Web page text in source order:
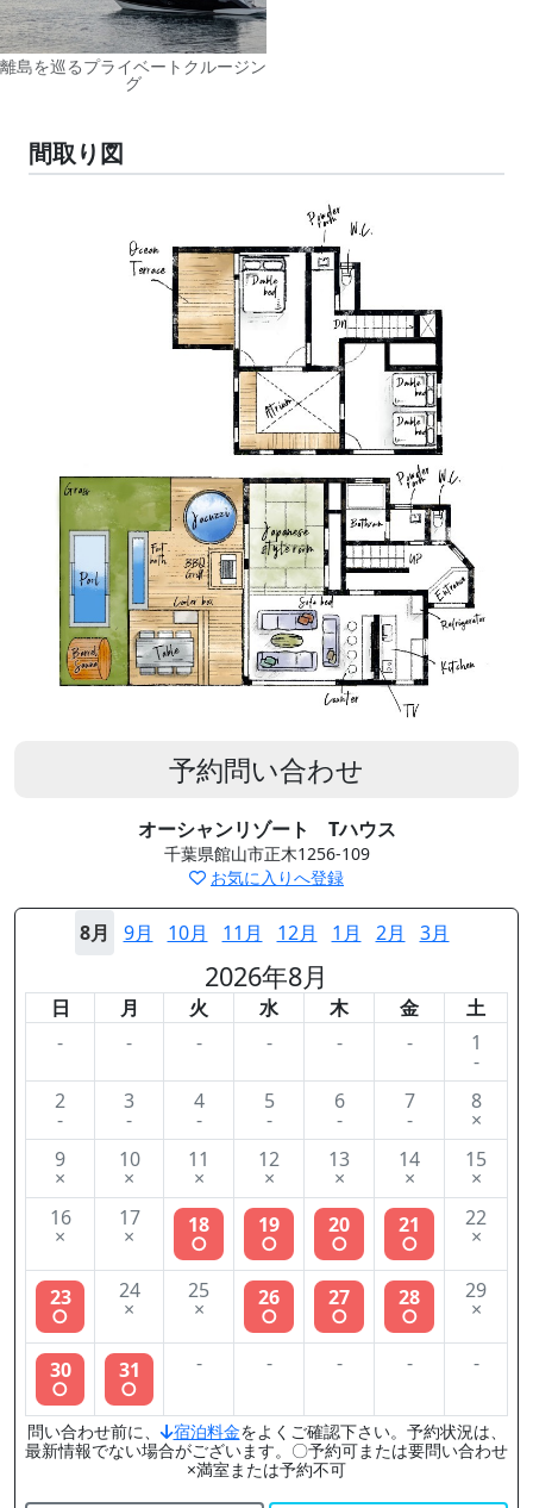
離島を巡るプライベートクルージン
グ
間取り図
予約問い合わせ
オーシャンリゾート Tハウス
千葉県館山市正木1256-109
お気に入りへ登録
8月 9月 10月 11月 12月 1月 2月 3月
2026年8月
日 月 火 水 木 金
土
-
- - - - - 1
-
2
-
3
-
4
-
5
-
6
-
7
-
8
×
9
×
10
×
11
×
12
×
13
×
14
×
15
×
16
×
17
× 18
○
19
○
20
○
21
○
22
×
23
○
24
×
25
× 26
○
27
○
28
○
29
×
30
○
31
○
- - - - -
問い合わせ前に、 宿泊料金をよくご確認下さい。予約状況は、
最新情報でない場合がございます。〇予約可または要問い合わせ
×満室または予約不可